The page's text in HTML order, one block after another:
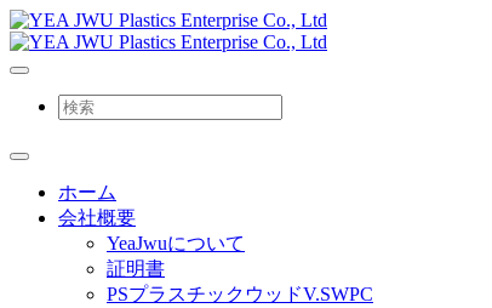
ホーム
会社概要
YeaJwuについて
証明書
PSプラスチックウッドV.SWPC